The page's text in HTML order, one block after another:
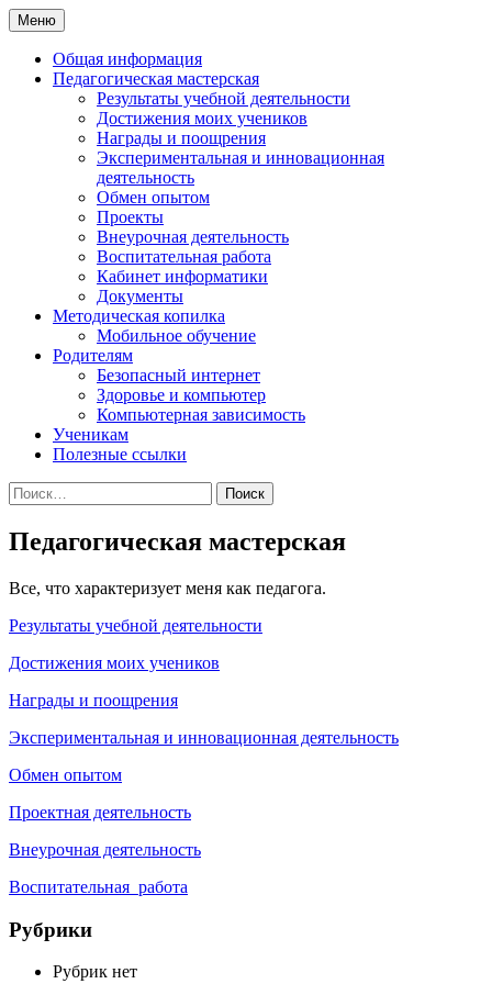
Мир информационных
технологий
Меню Перейти
к
содержимому
Общая информация
Педагогическая мастерская
Результаты учебной деятельности
Достижения моих учеников
Награды и поощрения
Экспериментальная и инновационная
деятельность
Обмен опытом
Проекты
Внеурочная деятельность
Воспитательная работа
Кабинет информатики
Документы
Методическая копилка
Мобильное обучение
Родителям
Безопасный интернет
Здоровье и компьютер
Компьютерная зависимость
Ученикам
Полезные ссылки
Найти:
Педагогическая мастерская
Все, что характеризует меня как педагога.
Результаты учебной деятельности
Достижения моих учеников
Награды и поощрения
Экспериментальная и инновационная деятельность
Обмен опытом
Проектная деятельность
Внеурочная деятельность
Воспитательная работа
Рубрики
Рубрик нет